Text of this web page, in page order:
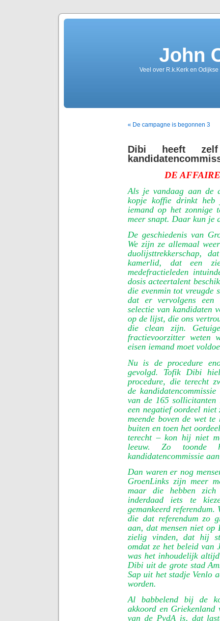
John
Veel over R.k.Kerk en
« De campagne is begonnen 3
Dibi heeft
DE
Als je vandaag aan de
kopje koffie drinkt
iemand op het
meer snapt. Daar kun je
De geschiedenis van
We zijn ze allemaal
duolijsttrekkerschap,
kamerlid, dat een
medefractieleden
dosis acteertalent
die evenmin tot vreugde
dat er vervolgens een
selectie van kandidaten
op de lijst, die ons
die clean zijn.
fractievoorzitter weten
eisen iemand moet
Nu is de procedure
gevolgd. Tofik Dibi
procedure, die terecht
de
van de 165 sollicitanten
een negatief oordeel
meende boven de wet
buiten en toen het
terecht – kon hij niet
leeuw. Zo
kandidatencommissie
Dan waren er nog
GroenLinks zijn meer
maar die hebben
inderdaad iets te
gemankeerd referendum.
die dat referendum zo
aan, dat mensen niet op
zielig vinden, dat hij
omdat ze het beleid van
was het inhoudelijk
Dibi uit de grote stad
Sap uit het stadje Venlo
worden.
Al babbelend bij de
akkoord en
van de PvdA is, dat